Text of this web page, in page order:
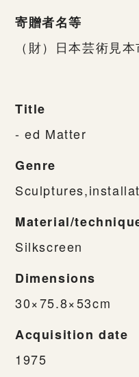
寄贈者名等
（財）日本芸術見
Title
- ed Matter
Genre
Material/
Silkscreen
Dimensions
30×75.8×53cm
Acquisition date
1975